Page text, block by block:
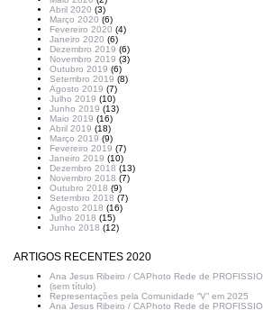
Abril 2020 (3)
Março 2020 (6)
Fevereiro 2020 (4)
Janeiro 2020 (6)
Dezembro 2019 (6)
Novembro 2019 (3)
Outubro 2019 (6)
Setembro 2019 (8)
Agosto 2019 (7)
Julho 2019 (10)
Junho 2019 (13)
Maio 2019 (16)
Abril 2019 (18)
Março 2019 (9)
Fevereiro 2019 (7)
Janeiro 2019 (10)
Dezembro 2018 (13)
Novembro 2018 (7)
Outubro 2018 (9)
Setembro 2018 (7)
Agosto 2018 (16)
Julho 2018 (15)
Junho 2018 (12)
ARTIGOS RECENTES 2020
Ana Jesus Ribeiro / CAPhoto Rede de
(sem título)
Representações pela Comunidade “V” em 2025
Ana Jesus Ribeiro / CAPhoto Rede de